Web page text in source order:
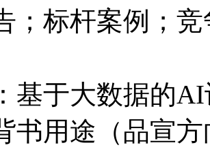
；标杆案例；
基于大数据的
书用途（品宣